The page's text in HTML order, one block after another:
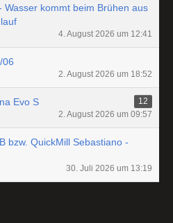
Wasser kommt beim Brühen aus
4. August 2026 um 12:41
06
2. August 2026 um 18:52
Evo S
12
2. August 2026 um 09:57
bzw. QuickMill Sebastiano -
30. Juli 2026 um 13:19